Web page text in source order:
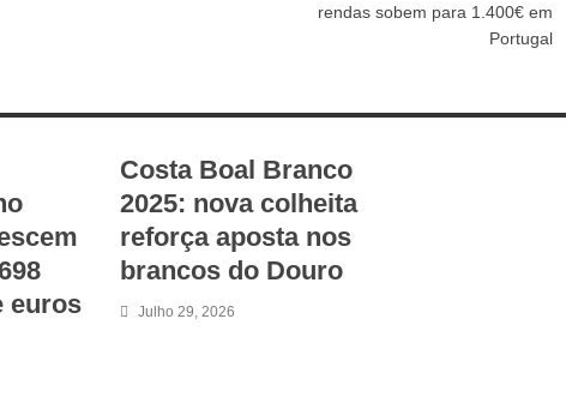
rendas sobem para 1.400€ em
Portugal
euros
Costa Boal Branco
2025: nova colheita
reforça aposta nos
brancos do Douro
Julho 29, 2026